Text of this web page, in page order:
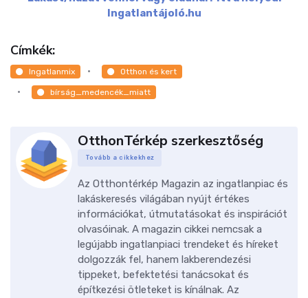
Ingatlantájoló.hu
Címkék:
Ingatlanmix Otthon és kert
bírság_medencék_miatt
OtthonTérkép szerkesztőség
Tovább a cikkekhez
Az Otthontérkép Magazin az ingatlanpiac és
lakáskeresés világában nyújt értékes
információkat, útmutatásokat és inspirációt
olvasóinak. A magazin cikkei nemcsak a
legújabb ingatlanpiaci trendeket és híreket
dolgozzák fel, hanem lakberendezési
tippeket, befektetési tanácsokat és
építkezési ötleteket is kínálnak. Az